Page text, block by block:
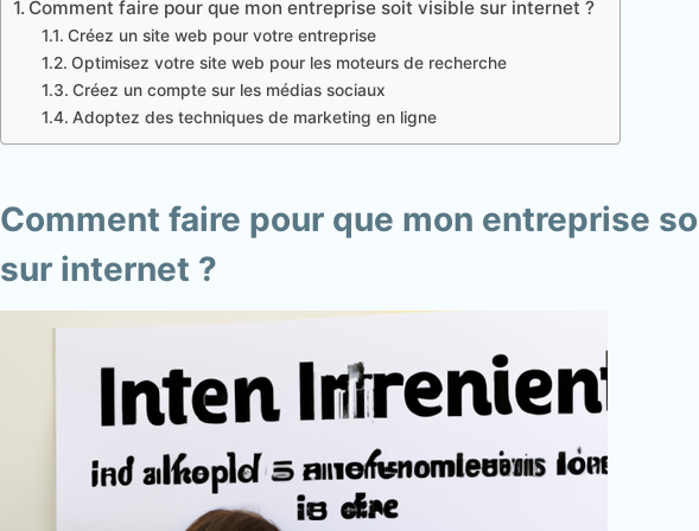
Comment faire pour que mon entreprise soit visible sur internet ?
Créez un site web pour votre entreprise
Optimisez votre site web pour les moteurs de recherche
Créez un compte sur les médias sociaux
Adoptez des techniques de marketing en ligne
Comment faire pour que mon entreprise
sur internet ?